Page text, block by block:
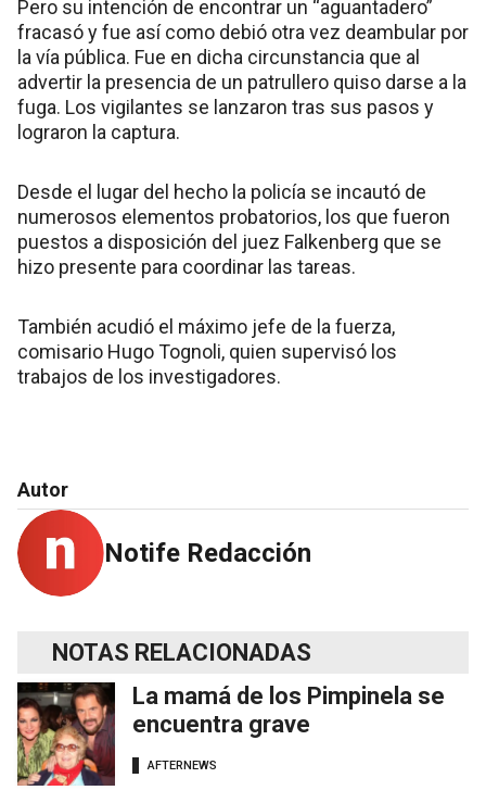
Pero su intención de encontrar un “aguantadero”
fracasó y fue así como debió otra vez deambular por
la vía pública. Fue en dicha circunstancia que al
advertir la presencia de un patrullero quiso darse a la
fuga. Los vigilantes se lanzaron tras sus pasos y
lograron la captura.
Desde el lugar del hecho la policía se incautó de
numerosos elementos probatorios, los que fueron
puestos a disposición del juez Falkenberg que se
hizo presente para coordinar las tareas.
También acudió el máximo jefe de la fuerza,
comisario Hugo Tognoli, quien supervisó los
trabajos de los investigadores.
Autor
Notife Redacción
NOTAS RELACIONADAS
La mamá de los Pimpinela se
encuentra grave
AFTERNEWS